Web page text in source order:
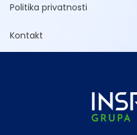
Politika privatnosti
Kontakt